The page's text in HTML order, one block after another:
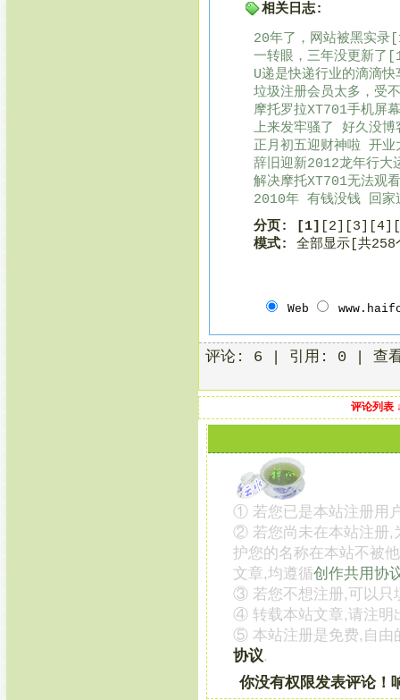
相关日志:
20年了，网站被黑实
一转眼，三年没更新了
U递是快递行业的滴滴
垃圾注册会员太多，受
摩托罗拉XT701手机屏
上来发牢骚了 好久没
正月初五迎财神啦 开
辞旧迎新2012龙年行
解决摩托XT701无法观
2010年 有钱没钱 回
分页:
[1] [2] [3] [4]
模式:
全部显示[共258
Web
评论: 6 | 引用: 0 | 查
评论列表
① 若您已是本站注册用
② 若您尚未在本站注册,
护您的名称在本站不被
文章,均遵循创作共用协
③ 若您不想注册,可以只
④ 转载本站文章,请注明
⑤ 本站注册是免费,自由
协议.
你没有权限发表评论！